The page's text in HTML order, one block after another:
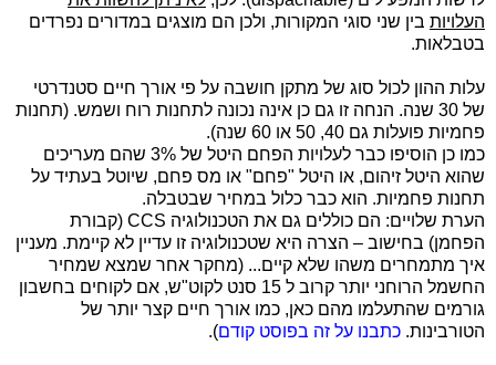
העלויות בין שני סוגי המקורות, ולכן הם מוצגים במדורים נפרדים
בטבלאות.
עלות ההון לכול סוג של מתקן חושבה על פי אורך חיים סטנדרטי
של 30 שנה. הנחה זו גם כן אינה נכונה לתחנות רוח ושמש. (תחנות
פחמיות פועלות גם 40, 50 או 60 שנה).
כמו כן הוסיפו כבר לעלויות הפחם היטל של 3% שהם מעריכים
שהוא היטל זיהום, או היטל "פחם" או מס פחם, שיוטל בעתיד על
תחנות פחמיות. הוא כבר כלול במחיר שבטבלה.
הערת שלויים: הם כוללים גם את הטכנולוגיה CCS (קבורת
הפחמן) בחישוב – הצרה היא שטכנולוגיה זו עדיין לא קיימת. מעניין
איך מתמחרים משהו שלא קיים... (מחקר אחר שמצא שמחיר
החשמל הרוחני יותר קרוב ל 15 סנט לקוט"ש, אם לקוחים בחשבון
גורמים שהתעלמו מהם כאן, כמו אורך חיים קצר יותר של
הטורבינות. כתבנו על זה בפוסט קודם).